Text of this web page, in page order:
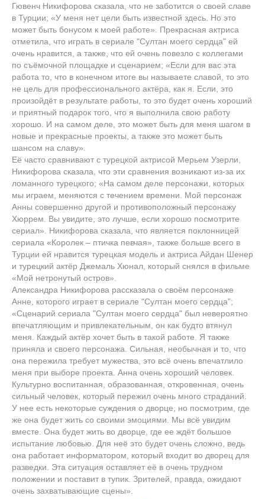
Гювенч Никифорова сказала, что не заботится о своей славе
в Турции; «У меня нет цели быть известной здесь. Но это
может быть бонусом к моей работе». Прекрасная актриса
отметила, что играть в сериале "Султан моего сердца" ей
очень нравится, а также, что ей очень повезло с коллегами
по съёмочной площадке и сценарием; «Если для вас эта
работа то, что в конечном итоге вы называете славой, то это
не цель для профессионального актёра, как я. Если, это
произойдёт в результате работы, то это будет очень хороший
и приятный подарок того, что я выполнила свою работу
хорошо. И на самом деле, это может быть для меня шагом в
новые и прекрасные проекты, а также это может быть
шансом на славу».
Её часто сравнивают с турецкой актрисой Мерьем Узерли,
Никифорова сказала, что эти сравнения возникают из-за их
ломанного турецкого; «На самом деле персонажи, которых
мы играем, меняются с течением времени. Мой персонаж
Анны совершенно другой и противоположный персонажу
Хюррем. Вы увидите, это лучше, если хорошо посмотрите
сериал». Никифорова сказала, что является поклонницей
сериала «Королек – птичка певчая», также больше всего в
Турции ей нравится турецкая модель и актриса Айдан Шенер
и турецкий актёр Джемаль Хюнал, который снялся в фильме
«Мой нетронутый остров».
Александра Никифорова рассказала о своём персонаже
Анне, которого играет в сериале "Султан моего сердца";
«Сценарий сериала "Султан моего сердца" был невероятно
впечатляющим и привлекательным, он как будто втянул
меня. Каждый актёр хочет быть в такой работе. Я также
приняла и своего персонажа. Сильная, необычная и то, что
она пережила требует мужества, это всё очень впечатлило
меня при выборе проекта. Анна очень хороший человек.
Культурно воспитанная, образованная, откровенная, очень
сильный человек, который пережил очень много страданий.
У нее есть некоторые суждения о дворце, но посмотрим, где
же она будет жить со своими эмоциями. Мы всё увидим
вместе. Она будет жить во дворце, где ее ждёт большое
испытание любовью. Для неё это будет очень сложно, ведь
она работает информатором, который входит во дворец для
разведки. Эта ситуация оставляет её в очень трудном
положении и поставит в тупик. Зрителей, правда, ожидают
очень захватывающие сцены».